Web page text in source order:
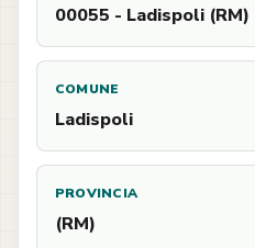
00055 - Ladispoli (RM)
COMUNE
Ladispoli
PROVINCIA
(RM)